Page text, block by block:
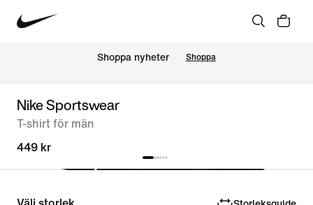
Shoppa nyheter Shoppa
Nike Sportswear
T-shirt för män
449 kr